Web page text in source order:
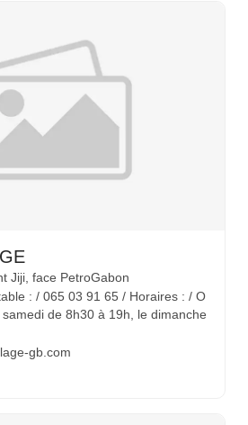
Jiji, face PetroGabon
: / 065 03 91 65 / Horaires : / O
de 8h30 à 19h, le dimanche
gb.com